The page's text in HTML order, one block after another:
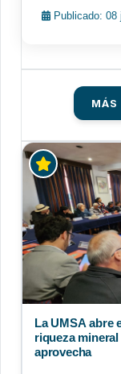
Publicado: 08
La UMSA abre
riqueza
aprovecha